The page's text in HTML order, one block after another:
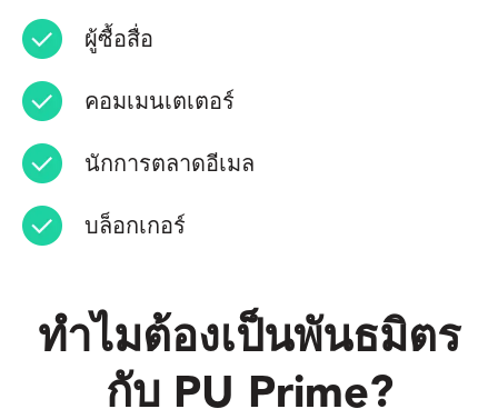
ผู้ซื้อสื่อ
คอมเมนเตเตอร์
นักการตลาดอีเมล
บล็อกเกอร์
ทำไมต้องเป็นพันธมิตร
กับ PU Prime?